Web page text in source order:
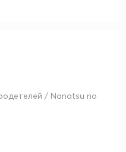
/ Nanatsu no